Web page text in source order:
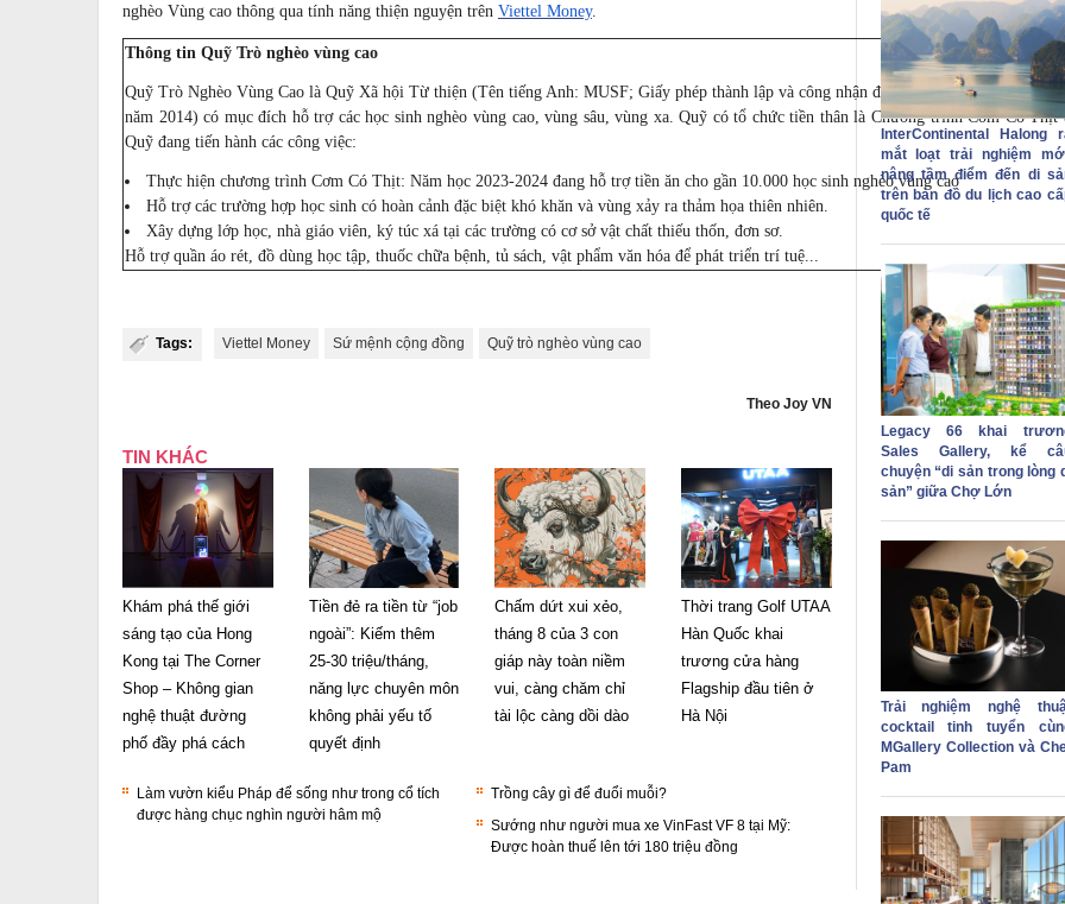
nghèo Vùng cao thông qua tính năng thiện nguyện trên Viettel Money.
Thông tin Quỹ Trò nghèo vùng cao
Quỹ Trò Nghèo Vùng Cao là Quỹ Xã hội Từ thiện (Tên tiếng Anh: MUSF; Giấy phép thành lập và công nhận điều lệ Quỹ số 142/QĐ-
năm 2014) có mục đích hỗ trợ các học sinh nghèo vùng cao, vùng sâu, vùng xa. Quỹ có tổ chức tiền thân là Chương trình Cơm Có
Quỹ đang tiến hành các công việc:
Thực hiện chương trình Cơm Có Thịt: Năm học 2023-2024 đang hỗ trợ tiền ăn cho gần 10.000 học sinh nghèo vùng cao
Hỗ trợ các trường hợp học sinh có hoàn cảnh đặc biệt khó khăn và vùng xảy ra thảm họa thiên nhiên.
Xây dựng lớp học, nhà giáo viên , ký túc xá tại các trường có cơ sở vật chất thiếu thốn, đơn sơ.
Hỗ trợ quần áo rét, đồ dùng học tập, thuốc chữa bệnh, tủ sách, vật phẩm văn hóa để phát triển trí tuệ...
Tags: Viettel Money Sứ mệnh cộng đồng Quỹ trò nghèo vùng cao
Theo Joy VN
TIN KHÁC
Khám phá thế giới
sáng tạo của Hong
Kong tại The Corner
Shop – Không gian
nghệ thuật đường
phố đầy phá cách
Tiền đẻ ra tiền từ “job
ngoài”: Kiếm thêm
25-30 triệu/tháng,
năng lực chuyên môn
không phải yếu tố
quyết định
Chấm dứt xui xẻo,
tháng 8 của 3 con
giáp này toàn niềm
vui, càng chăm chỉ
tài lộc càng dồi dào
Thời trang Golf UTAA
Hàn Quốc khai
trương cửa hàng
Flagship đầu tiên ở
Hà Nội
Làm vườn kiểu Pháp để sống như trong cổ tích
được hàng chục nghìn người hâm mộ
Trồng cây gì để đuổi muỗi?
Sướng như người mua xe VinFast VF 8 tại Mỹ:
Được hoàn thuế lên tới 180 triệu đồng
InterContinental Halong
mắt loạt trải nghiệm
nâng tầm điểm đến di
trên bản đồ du lịch cao
quốc tế
Legacy 66 khai
Sales Gallery, kể
chuyện “di sản trong lòng
sản” giữa Chợ Lớn
Trải nghiệm nghệ
cocktail tinh tuyển
MGallery Collection và
Pam